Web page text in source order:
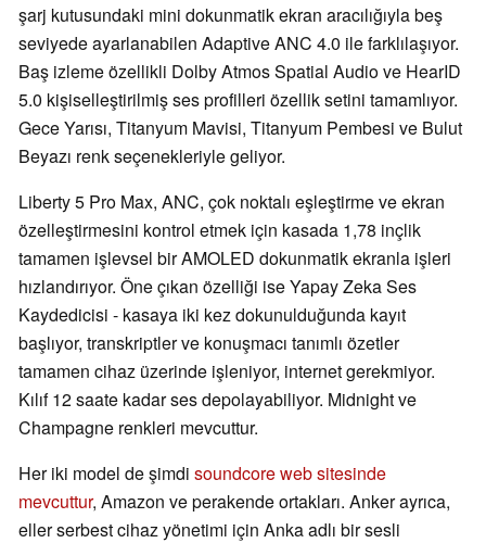
şarj kutusundaki mini dokunmatik ekran aracılığıyla beş
seviyede ayarlanabilen Adaptive ANC 4.0 ile farklılaşıyor.
Baş izleme özellikli Dolby Atmos Spatial Audio ve HearID
5.0 kişiselleştirilmiş ses profilleri özellik setini tamamlıyor.
Gece Yarısı, Titanyum Mavisi, Titanyum Pembesi ve Bulut
Beyazı renk seçenekleriyle geliyor.
Liberty 5 Pro Max, ANC, çok noktalı eşleştirme ve ekran
özelleştirmesini kontrol etmek için kasada 1,78 inçlik
tamamen işlevsel bir AMOLED dokunmatik ekranla işleri
hızlandırıyor. Öne çıkan özelliği ise Yapay Zeka Ses
Kaydedicisi - kasaya iki kez dokunulduğunda kayıt
başlıyor, transkriptler ve konuşmacı tanımlı özetler
tamamen cihaz üzerinde işleniyor, internet gerekmiyor.
Kılıf 12 saate kadar ses depolayabiliyor. Midnight ve
Champagne renkleri mevcuttur.
Her iki model de şimdi soundcore web sitesinde
mevcuttur, Amazon ve perakende ortakları. Anker ayrıca,
eller serbest cihaz yönetimi için Anka adlı bir sesli